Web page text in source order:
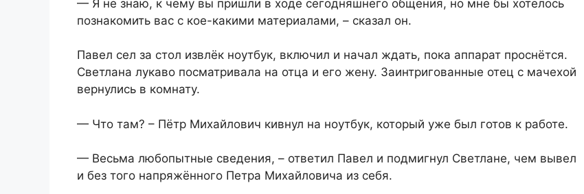
— Я не знаю, к чему вы пришли в ходе сегодняшнего общения, но мне бы хотелось
познакомить вас с кое-какими материалами, – сказал он.
Павел сел за стол извлёк ноутбук, включил и начал ждать, пока аппарат проснётся.
Светлана лукаво посматривала на отца и его жену. Заинтригованные отец с мачехой
вернулись в комнату.
— Что там? – Пётр Михайлович кивнул на ноутбук, который уже был готов к работе.
— Весьма любопытные сведения, – ответил Павел и подмигнул Светлане, чем вывел
и без того напряжённого Петра Михайловича из себя.